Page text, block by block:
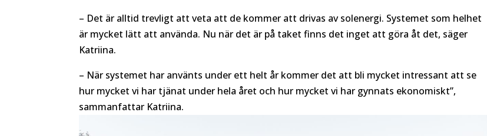
– Det är alltid trevligt att veta att de kommer att drivas av solenergi. Systemet som helhet
är mycket lätt att använda. Nu när det är på taket finns det inget att göra åt det, säger
Katriina.
– När systemet har använts under ett helt år kommer det att bli mycket intressant att se
hur mycket vi har tjänat under hela året och hur mycket vi har gynnats ekonomiskt”,
sammanfattar Katriina.